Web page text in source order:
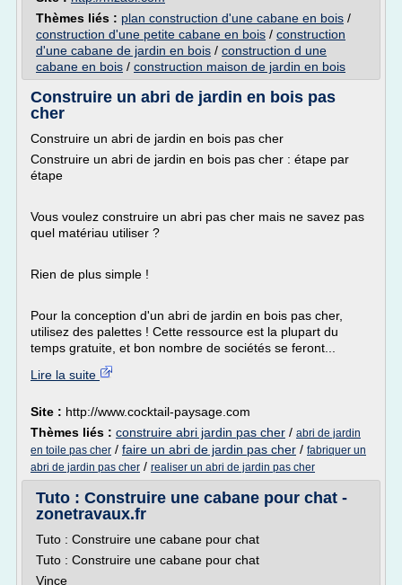
Thèmes liés : plan construction d'une cabane en bois /
construction d'une petite cabane en bois / construction
d'une cabane de jardin en bois / construction d une
cabane en bois / construction maison de jardin en bois
Construire un abri de jardin en bois pas
cher
Construire un abri de jardin en bois pas cher
Construire un abri de jardin en bois pas cher : étape par
étape
Vous voulez construire un abri pas cher mais ne savez pas
quel matériau utiliser ?
Rien de plus simple !
Pour la conception d'un abri de jardin en bois pas cher,
utilisez des palettes ! Cette ressource est la plupart du
temps gratuite, et bon nombre de sociétés se feront...
Lire la suite
Site : http://www.cocktail-paysage.com
Thèmes liés : construire abri jardin pas cher / abri de jardin
en toile pas cher / faire un abri de jardin pas cher / fabriquer un
abri de jardin pas cher / realiser un abri de jardin pas cher
Tuto : Construire une cabane pour chat -
zonetravaux.fr
Tuto : Construire une cabane pour chat
Tuto : Construire une cabane pour chat
Vince